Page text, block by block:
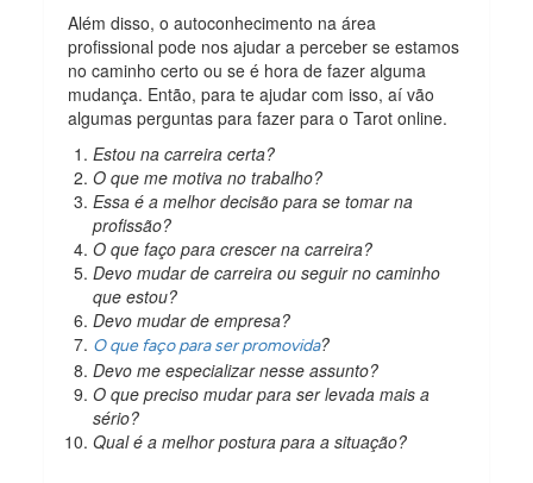
Além disso, o autoconhecimento na área
profissional pode nos ajudar a perceber se estamos
no caminho certo ou se é hora de fazer alguma
mudança. Então, para te ajudar com isso, aí vão
algumas perguntas para fazer para o Tarot online.
Estou na carreira certa?
O que me motiva no trabalho?
Essa é a melhor decisão para se tomar na
profissão?
O que faço para crescer na carreira?
Devo mudar de carreira ou seguir no caminho
que estou?
Devo mudar de empresa?
O que faço para ser promovida?
Devo me especializar nesse assunto?
O que preciso mudar para ser levada mais a
sério?
Qual é a melhor postura para a situação?